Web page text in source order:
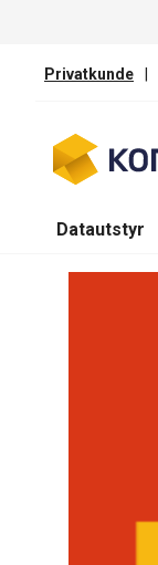
Privatkunde |
Datautstyr